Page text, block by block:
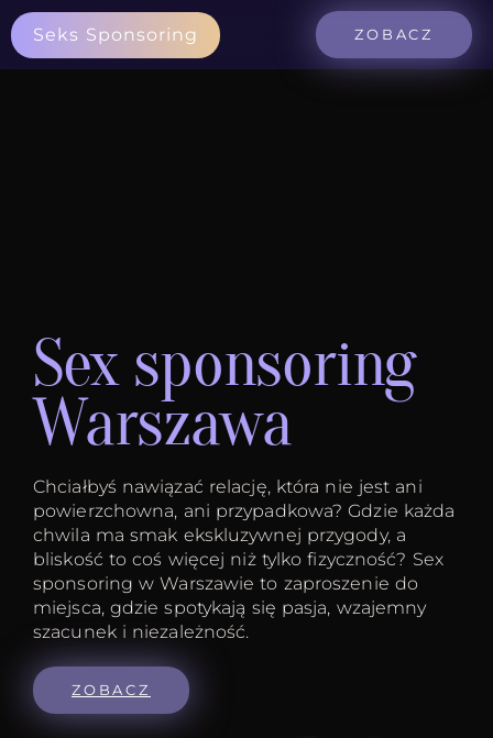
Seks Sponsoring ZOBACZ
Sex sponsoring
Warszawa
Chciałbyś nawiązać relację, która nie jest ani
powierzchowna, ani przypadkowa? Gdzie każda
chwila ma smak ekskluzywnej przygody, a
bliskość to coś więcej niż tylko fizyczność? Sex
sponsoring w Warszawie to zaproszenie do
miejsca, gdzie spotykają się pasja, wzajemny
szacunek i niezależność.
ZOBACZ